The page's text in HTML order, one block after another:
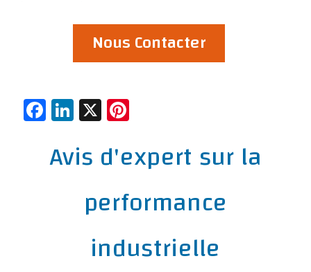
Nous Contacter
Facebook
LinkedIn
X
Avis d'expert sur la
performance
industrielle